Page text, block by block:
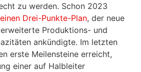
zu werden. Schon 2023
einen Drei-Punkte-Plan, der neue
Produktions- und
ankündigte. Im letzten
erste Meilensteine erreicht,
einer auf Halbleiter